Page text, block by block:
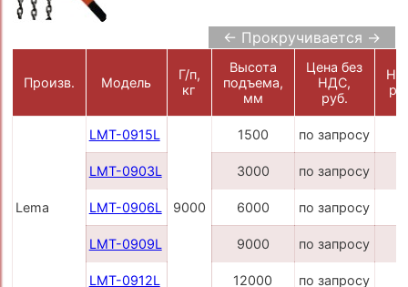
← Прокручивается →
Произв. Модель
Г/п,
кг
Высота
подъема,
мм
Цена без
НДС,
руб.
Lema
LMT-0915L
9000
1500 по запросу
LMT-0903L 3000 по запросу
LMT-0906L 6000 по запросу
LMT-0909L 9000 по запросу
LMT-0912L 12000 по запросу